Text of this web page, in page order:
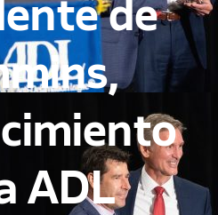
de
ADL